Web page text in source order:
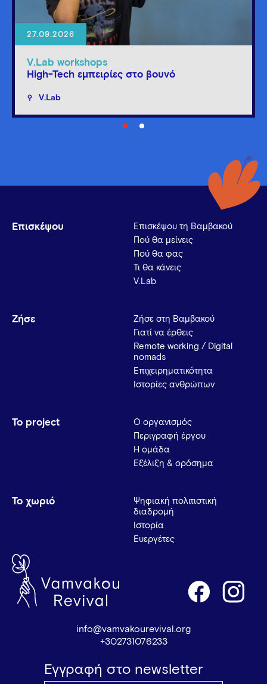
27.09.2026
V.Lab workshops
High-Tech εμπειρίες στο βουνό
V.Lab
Επισκέψου
Επισκέψου τη Βαμβακού
Πού θα μείνεις
Πού θα φας
Τι θα κάνεις
V.Lab
Ζήσε
Ζήσε στη Βαμβακού
Γιατί να έρθεις
Remote working / Digital
nomads
Επιχειρηματικότητα
Ιστορίες ανθρώπων
Το project
Ο οργανισμός
Περιγραφή έργου
Η ομάδα
Εξέλιξη & ορόσημα
Το χωριό
Ψηφιακή πολιτιστική
διαδρομή
Ιστορία
Ευεργέτες
info@vamvakourevival.org
+302731076233
Εγγραφή στο newsletter